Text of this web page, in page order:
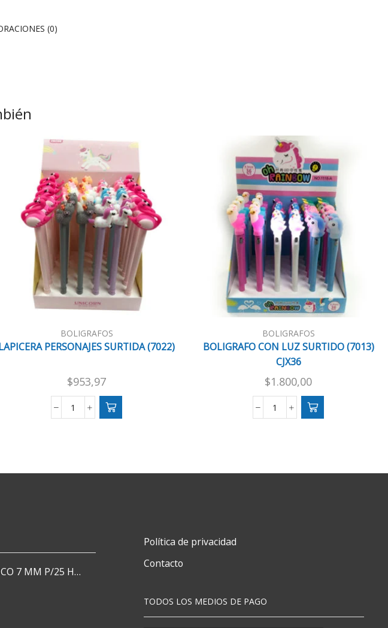
(0)
BOLIGRAFOS
PERSONAJES SURTIDA (7022)
$953,97
LAPICERA
BOLIGRAFOS
BOLIGRAFO CON LUZ SURTIDO (7013)
CJX36
$1.800,00
BOLIGRAFO
CJX36
ESPIRAL PLASTICO 7 MM P/25 HJS X50x3000
Política de privacidad
Contacto
TODOS LOS MEDIOS DE PAGO